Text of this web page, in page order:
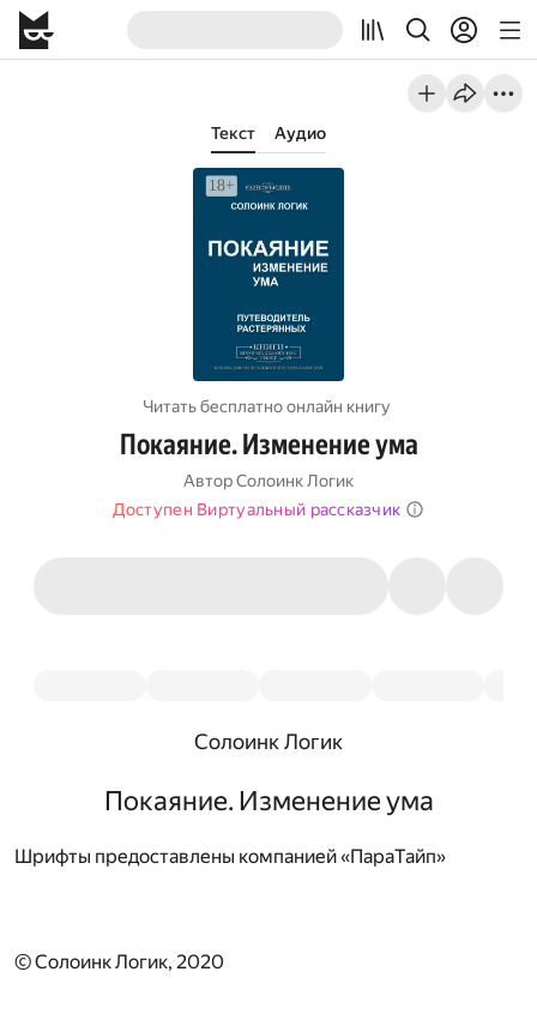
Текст Аудио
Читать бесплатно онлайн книгу
Покаяние. Изменение ума
АвторСолоинк Логик
Доступен Виртуальный рассказчик
Солоинк Логик
Покаяние. Изменение ума
Шрифты предоставлены компанией «ПараТайп»
© Солоинк Логик, 2020